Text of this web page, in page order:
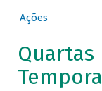
Ações